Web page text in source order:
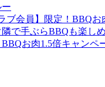
会員】限定！BBQお
で手ぶらBBQも楽し
お肉1.5倍キャンペ